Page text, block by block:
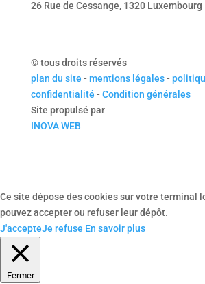
26 Rue de Cessange, 1320 Luxembourg
© tous droits réservés
plan du site -mentions légales-
confidentialité -Condition générales
Site propulsé par
INOVA WEB
Ce site dépose des cookies sur votre terminal
pouvez accepter ou refuser leur dépôt.
J'accepteJe refuse En savoir plus
Fermer